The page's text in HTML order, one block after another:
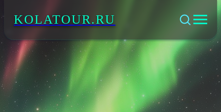
KOLATOUR.RU